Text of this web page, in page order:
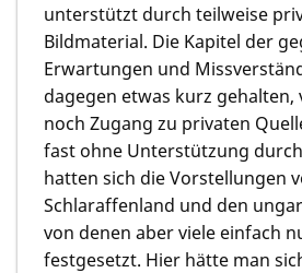
unterstützt durch teilweise
Bildmaterial. Die Kapitel der
Erwartungen und
dagegen etwas kurz gehalten,
noch Zugang zu privaten
fast ohne Unterstützung
hatten sich die Vorstellungen
Schlaraffenland und den
von denen aber viele einfach
festgesetzt. Hier hätte man